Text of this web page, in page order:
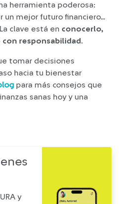
herramienta poderosa:
un mejor futuro financiero…
clave está en conocerlo,
responsabilidad.
tomar decisiones
hacia tu bienestar
para más consejos que
sanas hoy y una
y